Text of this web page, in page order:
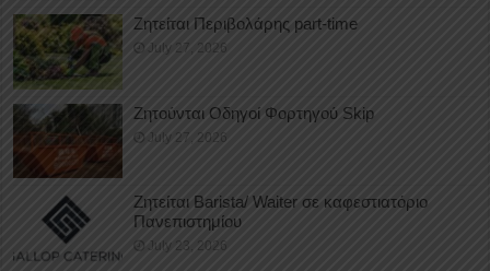
Ζητείται Περιβολάρης part-time
July 27, 2026
Ζητούνται Οδηγοί Φορτηγού Skip
July 27, 2026
Ζητείται Barista/ Waiter σε καφεστιατόριο
Πανεπιστημίου
July 23, 2026